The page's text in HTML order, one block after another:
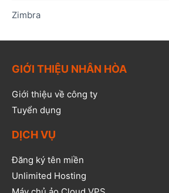
Zimbra
GIỚI THIỆU NHÂN HÒA
Giới thiệu về công ty
Tuyển dụng
DỊCH VỤ
Đăng ký tên miền
Unlimited Hosting